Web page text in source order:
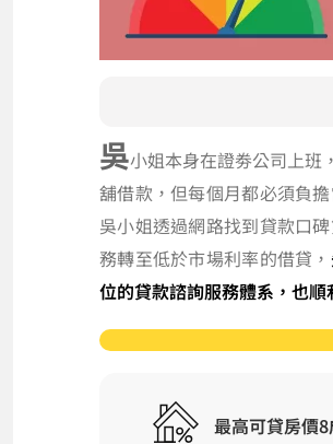
吳小姐本身在證劵公司上班
舖借款，但每個月都必須負
吳小姐透過網路找到貸款口
務轉至低於市場利率的借貸，
位的貸款諮詢服務體系，也
最高可貸房價